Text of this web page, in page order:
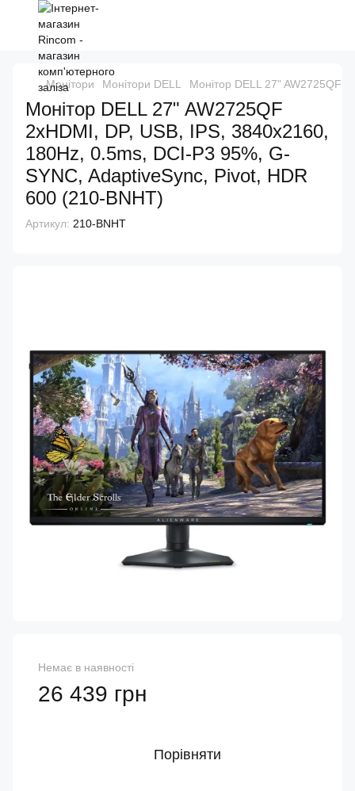
Монітори Монітори DELL Монітор DELL 27" AW2725QF
Монітор DELL 27" AW2725QF
2xHDMI, DP, USB, IPS, 3840x2160,
180Hz, 0.5ms, DCI-P3 95%, G-
SYNC, AdaptiveSync, Pivot, HDR
600 (210-BNHT)
Артикул: 210-BNHT
Немає в наявності
26 439 грн
Порівняти